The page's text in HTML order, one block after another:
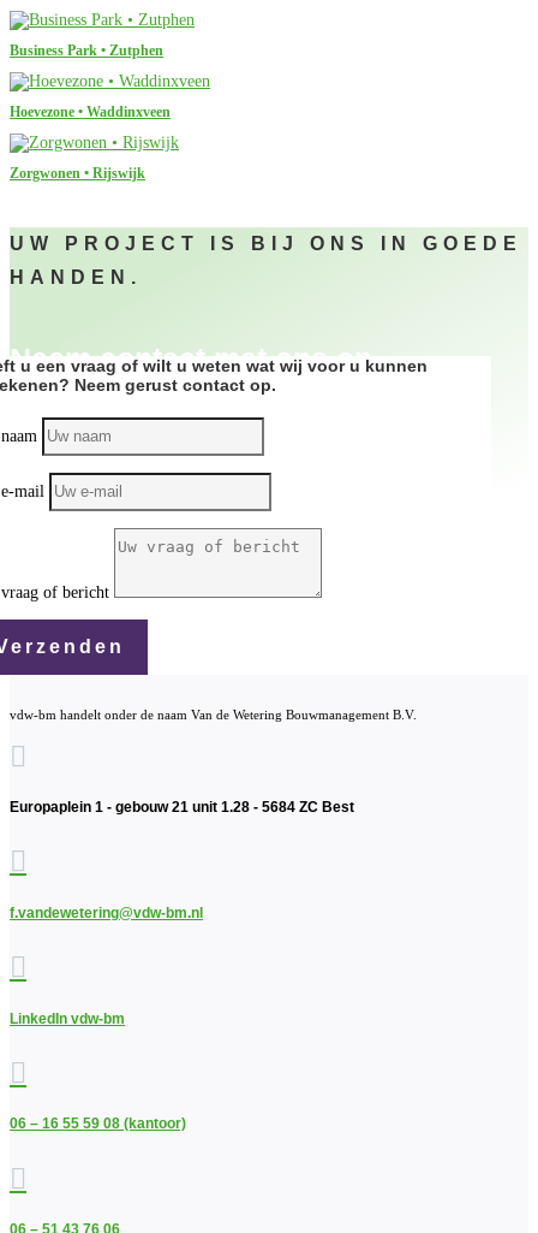
Business Park • Zutphen
Hoevezone • Waddinxveen
Zorgwonen • Rijswijk
UW PROJECT IS BIJ ONS IN GOEDE
HANDEN.
Neem contact met ons op
u een vraag of wilt u weten wat wij voor u kunnen
Neem gerust contact op.
mail
of bericht
vdw-bm handelt onder de naam Van de Wetering Bouwmanagement B.V.

Europaplein 1 - gebouw 21 unit 1.28 - 5684 ZC Best

f.vandewetering@vdw-bm.nl

LinkedIn vdw-bm

06 – 16 55 59 08 (kantoor)

06 – 51 43 76 06